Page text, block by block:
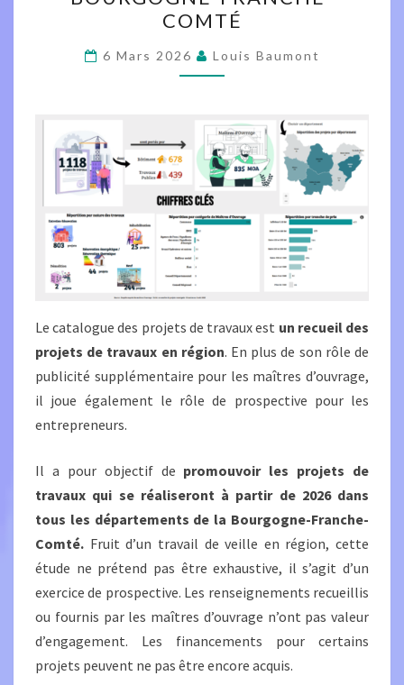
TRAVAUX
EN
BOURGOGNE-
FRANCHE-
COMTÉ
6 Mars 2026 Louis Baumont
Le catalogue des projets de travaux est un recueil des
projets de travaux en région. En plus de son rôle de
publicité supplémentaire pour les maîtres d’ouvrage,
il joue également le rôle de prospective pour les
entrepreneurs.
Il a pour objectif de promouvoir les projets de
travaux qui se réaliseront à partir de 2026 dans
tous les départements de la Bourgogne-Franche-
Comté. Fruit d’un travail de veille en région, cette
étude ne prétend pas être exhaustive, il s’agit d’un
exercice de prospective. Les renseignements recueillis
ou fournis par les maîtres d’ouvrage n’ont pas valeur
d’engagement. Les financements pour certains
projets peuvent ne pas être encore acquis.